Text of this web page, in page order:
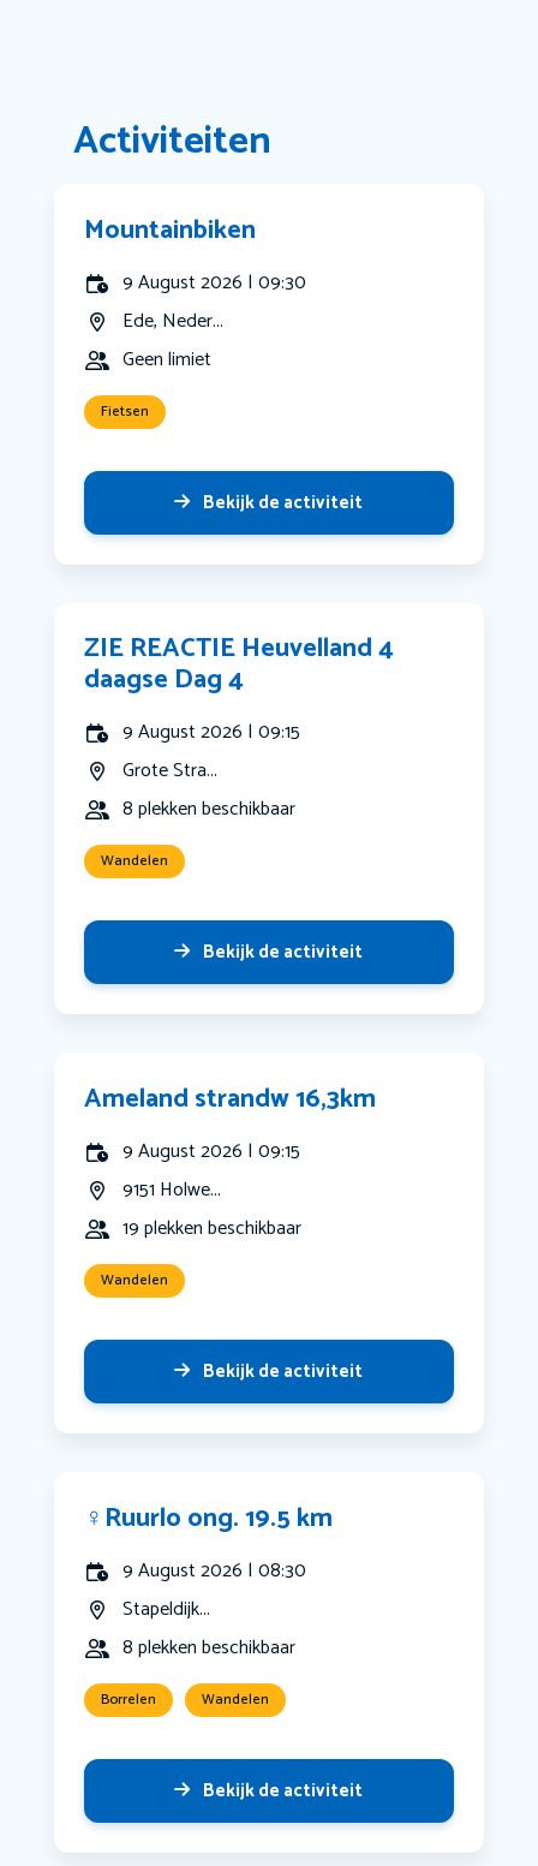
Activiteiten
Mountainbiken
9 August 2026 | 09:30
Ede, Neder...
Geen limiet
Fietsen
Bekijk de activiteit
ZIE REACTIE Heuvelland 4
daagse Dag 4
9 August 2026 | 09:15
Grote Stra...
8 plekken beschikbaar
Wandelen
Bekijk de activiteit
Ameland strandw 16,3km
9 August 2026 | 09:15
9151 Holwe...
19 plekken beschikbaar
Wandelen
Bekijk de activiteit
‍♀️Ruurlo ong. 19.5 km
9 August 2026 | 08:30
Stapeldijk...
8 plekken beschikbaar
Borrelen Wandelen
Bekijk de activiteit